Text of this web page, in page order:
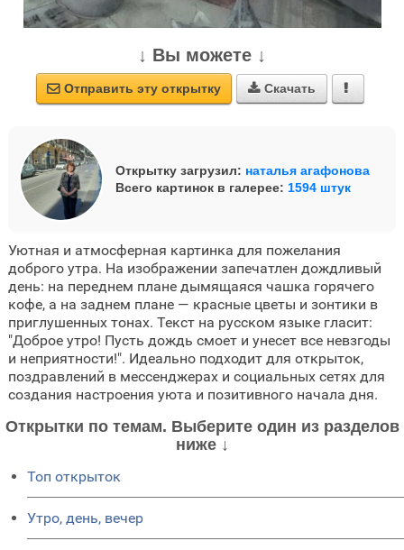
↓ Вы можете ↓
 Отправить эту открытку  Скачать 
Открытку загрузил: наталья агафонова
Всего картинок в галерее: 1594 штук
Уютная и атмосферная картинка для пожелания
доброго утра. На изображении запечатлен дождливый
день: на переднем плане дымящаяся чашка горячего
кофе, а на заднем плане — красные цветы и зонтики в
приглушенных тонах. Текст на русском языке гласит:
"Доброе утро! Пусть дождь смоет и унесет все невзгоды
и неприятности!". Идеально подходит для открыток,
поздравлений в мессенджерах и социальных сетях для
создания настроения уюта и позитивного начала дня.
Открытки по темам. Выберите один из разделов
ниже ↓
Топ открыток
Утро, день, вечер